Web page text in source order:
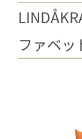
1.10
1.11
ファベッ